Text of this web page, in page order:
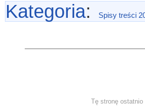
Kategoria: Spisy treści
Tę stronę